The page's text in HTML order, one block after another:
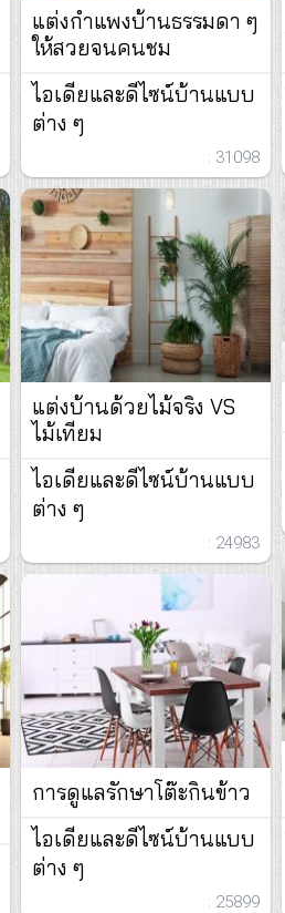
แต่งกำแพงบ้านธรรมดา ๆ
ให้สวยจนคนชม
ไอเดียและดีไซน์บ้านแบบ
ต่าง ๆ
: 31098
แต่งบ้านด้วยไม้จริง VS
ไม้เทียม
ไอเดียและดีไซน์บ้านแบบ
ต่าง ๆ
: 24983
การดูแลรักษาโต๊ะกินข้าว
ไอเดียและดีไซน์บ้านแบบ
ต่าง ๆ
: 25899